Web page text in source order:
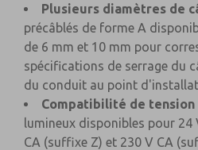
Plusieurs diamètres de
précâblés de forme A
de 6 mm et 10 mm pour
spécifications de serrage du
du conduit au point
Compatibilité de tension
lumineux disponibles pour 24
CA (suffixe Z) et 230 V CA